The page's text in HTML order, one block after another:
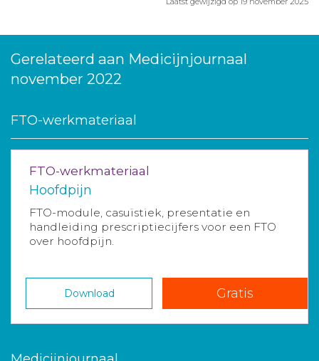
Gerelateerd aan Medicijnjournaal
november 2022
FTO-werkmateriaal
FTO-werkmateriaal
Hoofdpijn
FTO-module, casuïstiek, presentatie en
handleiding prescriptiecijfers voor een FTO
over hoofdpijn.
Download Gratis